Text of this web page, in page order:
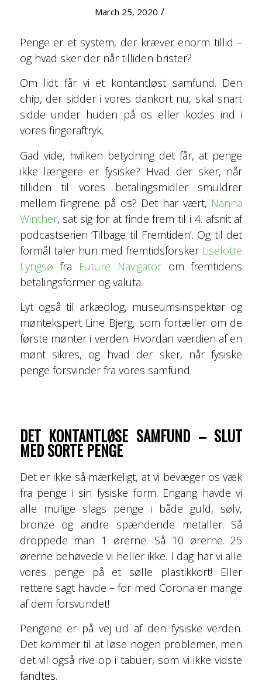
March 25, 2020 /
Penge er et system, der kræver enorm tillid –
og hvad sker der når tilliden brister?
Om lidt får vi et kontantløst samfund. Den
chip, der sidder i vores dankort nu, skal snart
sidde under huden på os eller kodes ind i
vores fingeraftryk.
Gad vide, hvilken betydning det får, at penge
ikke længere er fysiske? Hvad der sker, når
tilliden til vores betalingsmidler smuldrer
mellem fingrene på os? Det har vært, Nanna
Winther, sat sig for at finde frem til i 4. afsnit af
podcastserien ‘Tilbage til Fremtiden’. Og til det
formål taler hun med fremtidsforsker Liselotte
Lyngsø fra Future Navigatorom fremtidens
betalingsformer og valuta.
Lyt også til arkæolog, museumsinspektør og
møntekspert Line Bjerg, som fortæller om de
første mønter i verden. Hvordan værdien af en
mønt sikres, og hvad der sker, når fysiske
penge forsvinder fra vores samfund.
DET KONTANTLØSE SAMFUND – SLUT
MED SORTE PENGE
Det er ikke så mærkeligt, at vi bevæger os væk
fra penge i sin fysiske form. Engang havde vi
alle mulige slags penge i både guld, sølv,
bronze og andre spændende metaller. Så
droppede man 1 ørerne. Så 10 ørerne. 25
ørerne behøvede vi heller ikke. I dag har vi alle
vores penge på et sølle plastikkort! Eller
rettere sagt havde – for med Corona er mange
af dem forsvundet!
Pengene er på vej ud af den fysiske verden.
Det kommer til at løse nogen problemer, men
det vil også rive op i tabuer, som vi ikke vidste
fandtes.